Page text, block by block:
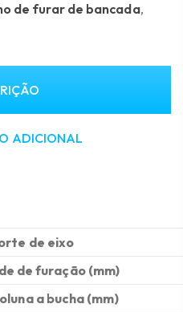
de furar de bancada,
ADICIONAL
de eixo
de furação(mm)
a bucha (mm)